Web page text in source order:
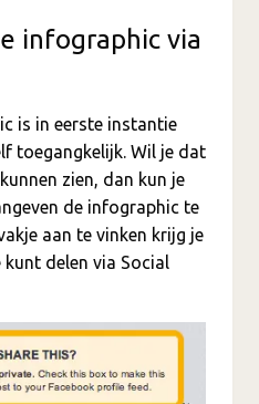
infographic via
is in eerste instantie
toegangkelijk. Wil je dat
zien, dan kun je
de infographic te
aan te vinken krijg je
kunt delen via Social